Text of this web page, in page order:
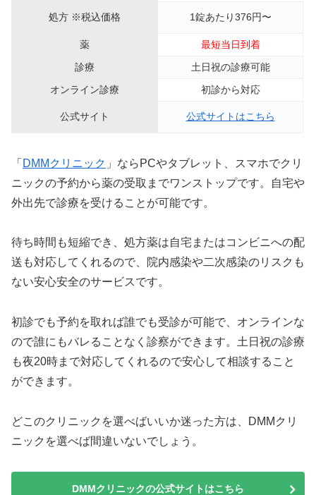
処方 ※税込価格 1錠あたり376円〜
薬
最短当日到着
診療
土日祝の診療可能
オンライン診療
初診から対応
公式サイト 公式サイトはこちら
「 DMMクリニック 」ならPCやタブレット、スマホでクリ
ニックの予約から薬の受取までワンストップです。自宅や
外出先で診療を受けることが可能です。
待ち時間も短縮でき、処方薬は自宅またはコンビニへの配
送も対応してくれるので、院内感染や二次感染のリスクも
ない安心安全のサービスです。
初診でも予約を取れば誰でも受診が可能で、オンラインな
ので誰にもバレることなく診察ができます。土日祝の診療
も夜20時まで対応してくれるので安心して相談すること
ができます。
どこのクリニックを選べばいいか迷った方は、DMMクリ
ニックを選べば間違いないでしょう。
DMMクリニックの公式サイトはこちら